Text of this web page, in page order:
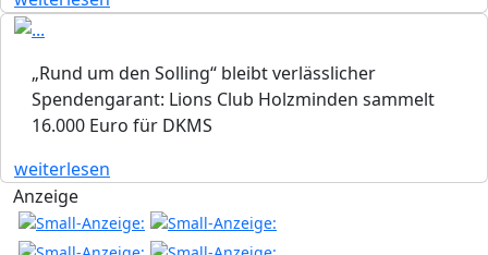
„Rund um den Solling“ bleibt verlässlicher
Spendengarant: Lions Club Holzminden sammelt
16.000 Euro für DKMS
weiterlesen
Anzeige